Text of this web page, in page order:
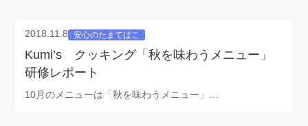
2018.11.8 安心のたまてばこ
Kumi’s クッキング「秋を味わうメニュー」
研修レポート
10月のメニューは「秋を味わうメニュー」…